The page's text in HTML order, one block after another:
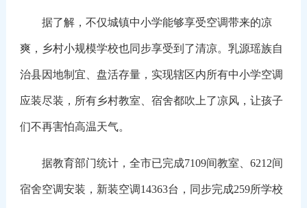
据了解，不仅城镇中小学能够享受空调带来的凉
爽，乡村小规模学校也同步享受到了清凉。乳源瑶族自
治县因地制宜、盘活存量，实现辖区内所有中小学空调
应装尽装，所有乡村教室、宿舍都吹上了凉风，让孩子
们不再害怕高温天气。
据教育部门统计，全市已完成7109间教室、6212间
宿舍空调安装，新装空调14363台，同步完成259所学校